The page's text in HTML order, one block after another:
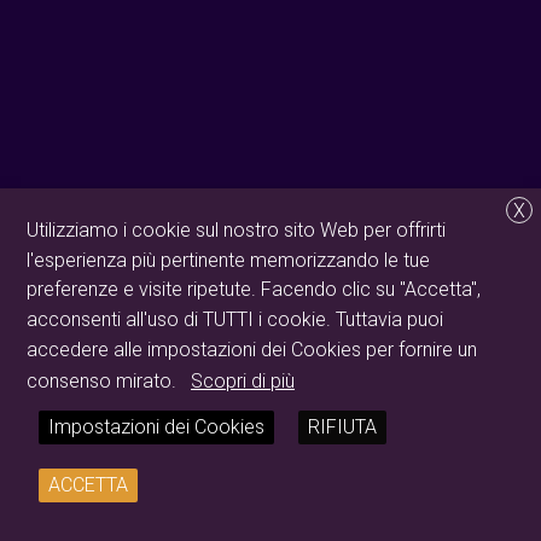
X
Utilizziamo i cookie sul nostro sito Web per offrirti
l'esperienza più pertinente memorizzando le tue
preferenze e visite ripetute. Facendo clic su "Accetta",
acconsenti all'uso di TUTTI i cookie. Tuttavia puoi
accedere alle impostazioni dei Cookies per fornire un
consenso mirato.
Scopri di più
Impostazioni dei Cookies
RIFIUTA
ACCETTA